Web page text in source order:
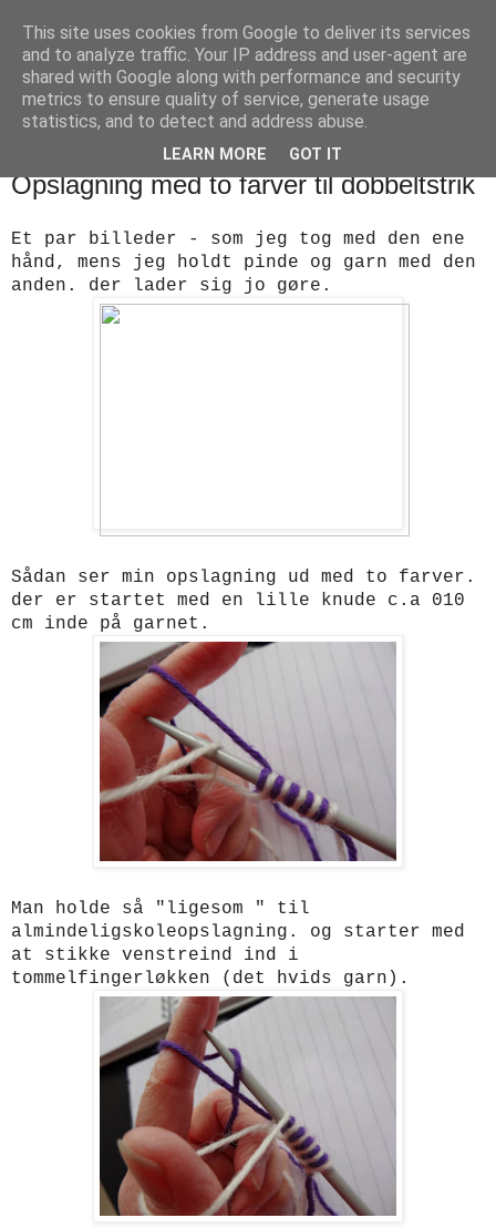
designstrik.dk
.... en side om en yndlingsbeskæftigelse: håndstrik
Opslagning med to farver til dobbeltstrik
Et par billeder - som jeg tog med den ene
hånd, mens jeg holdt pinde og garn med den
anden. der lader sig jo gøre.
Sådan ser min opslagning ud med to farver.
der er startet med en lille knude c.a 010
cm inde på garnet.
Man holde så "ligesom " til
almindeligskoleopslagning. og starter med
at stikke venstreind ind i
tommelfingerløkken (det hvids garn).
This site uses cookies from Google to deliver its services
and to analyze traffic. Your IP address and user-agent are
shared with Google along with performance and security
metrics to ensure quality of service, generate usage
statistics, and to detect and address abuse.
LEARN MORE GOT IT